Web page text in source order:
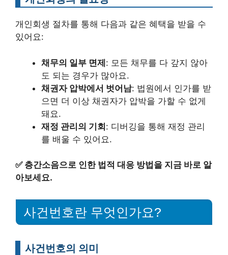
개인회생 절차를 통해 다음과 같은 혜택을 받을 수
있어요:
채무의 일부 면제: 모든 채무를 다 갚지 않아
도 되는 경우가 많아요.
채권자 압박에서 벗어남: 법원에서 인가를 받
으면 더 이상 채권자가 압박을 가할 수 없게
돼요.
재정 관리의 기회: 디버깅을 통해 재정 관리
를 배울 수 있어요.
✅ 층간소음으로 인한 법적 대응 방법을 지금 바로 알
아보세요.
사건번호란 무엇인가요?
사건번호의 의미